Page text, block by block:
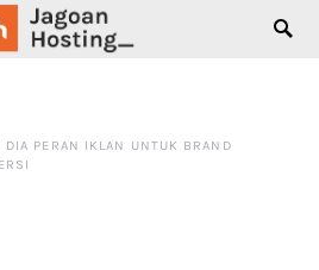
DIA PERAN IKLAN UNTUK BRAND